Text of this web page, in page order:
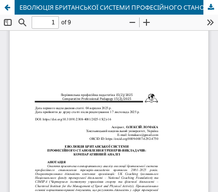
ЕВОЛЮЦІЯ БРИТАНСЬКОЇ СИСТЕМИ ПРОФЕСІЙНОГО СТАНОВЛЕННЯ ТРЕНЕРІВ-ВИКЛАДАЧІВ: КОМПАРАТИВНИЙ АНАЛІЗ